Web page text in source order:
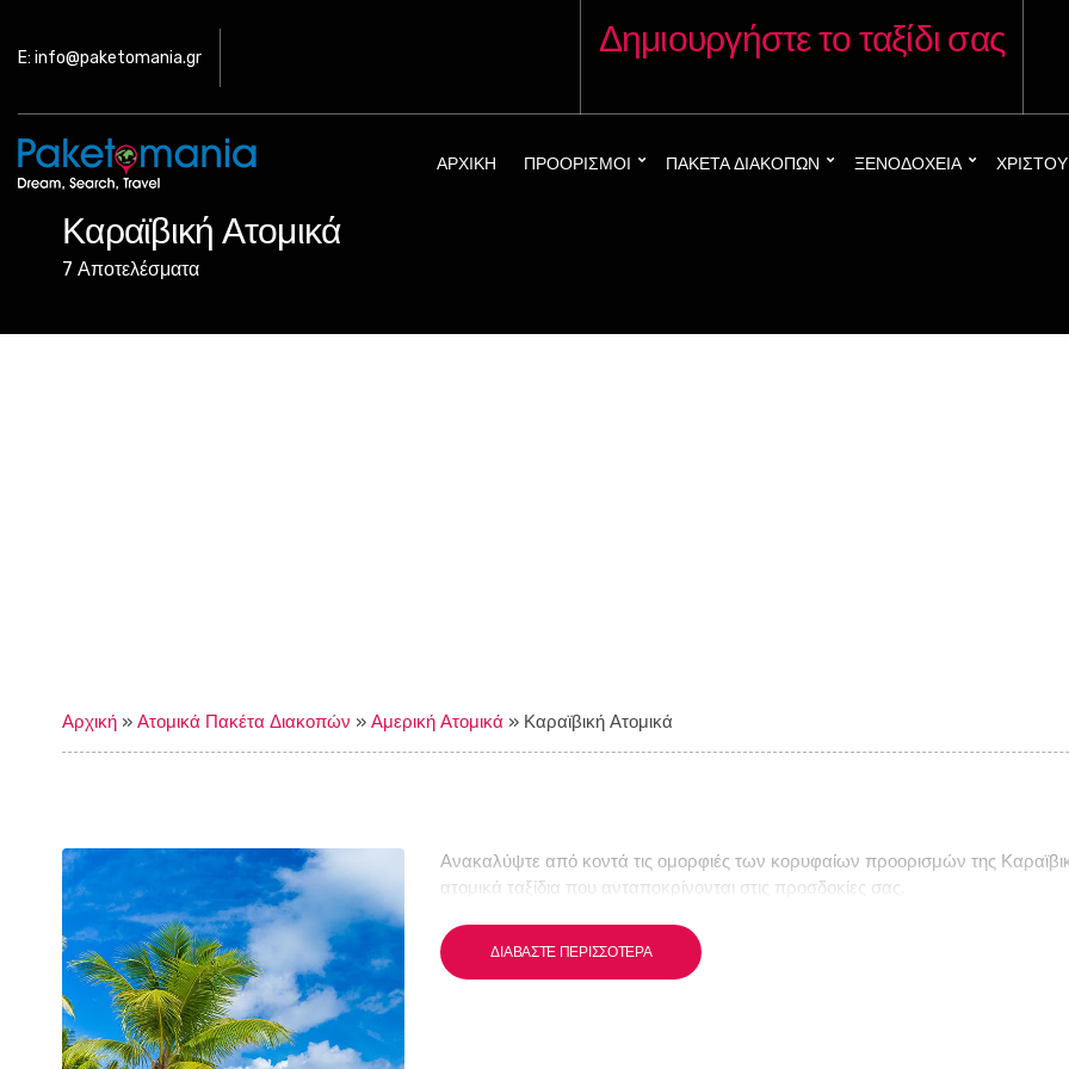
E: info@paketomania.gr Δημιουργήστε το ταξίδι σας
ΑΡΧΙΚΉ ΠΡΟΟΡΙΣΜΟΊ ΠΑΚΈΤΑ ΔΙΑΚΟΠΏΝ ΞΕΝΟΔΟΧΕΊΑ
Καραϊβική Ατομικά
7 Αποτελέσματα
Αρχική » Ατομικά Πακέτα Διακοπών » Αμερική Ατομικά » Καραϊβική Ατομικά
Ανακαλύψτε από κοντά τις ομορφιές των κορυφαίων προορισμών της
ατομικά ταξίδια που ανταποκρίνονται στις προσδοκίες σας.
ΔΙΑΒΆΣΤΕ ΠΕΡΙΣΣΌΤΕΡΑ